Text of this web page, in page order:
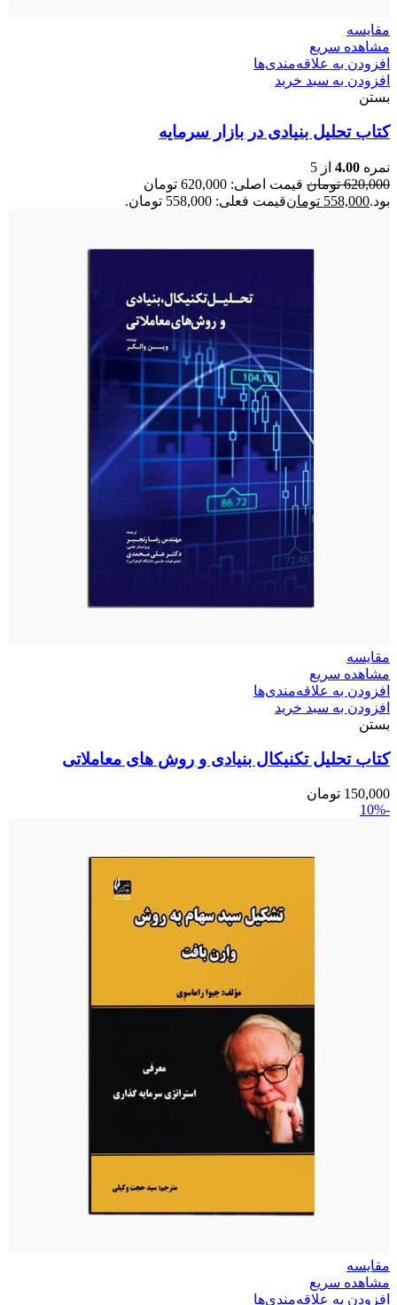
مقایسه
مشاهده سریع
افزودن به علاقه‌مندی‌ها
افزودن به سبد خرید
بستن
کتاب تحلیل بنیادی در بازار سرمایه
نمره 4.00 از 5
620,000 تومان
قیمت اصلی: 620,000 تومان
بود.558,000 تومانقیمت فعلی: 558,000 تومان.
مقایسه
مشاهده سریع
افزودن به علاقه‌مندی‌ها
افزودن به سبد خرید
بستن
کتاب تحلیل تکنیکال بنیادی و روش های معاملاتی
150,000 تومان
-10%
مقایسه
مشاهده سریع
افزودن به علاقه‌مندی‌ها